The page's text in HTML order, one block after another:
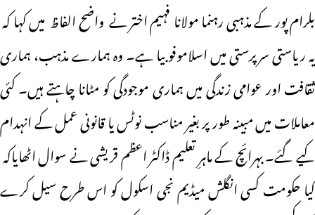
بلرام پور کے مذہبی رہنما مولانا فہیم اختر نے واضح الفاظ میں کہا کہ
یہ ریاستی سرپرستی میں اسلاموفوبیا ہے۔ وہ ہمارے مذہب، ہماری
ثقافت اور عوامی زندگی میں ہماری موجودگی کو مٹانا چاہتے ہیں۔ کئی
معاملات میں مبینہ طور پر بغیر مناسب نوٹس یا قانونی عمل کے انہدام
کیے گئے۔ بہرائچ کے ماہرِ تعلیم ڈاکٹر اعظم قریشی نے سوال اٹھایاکہ
کیا حکومت کسی انگلش میڈیم نجی اسکول کو اس طرح سیل کرے